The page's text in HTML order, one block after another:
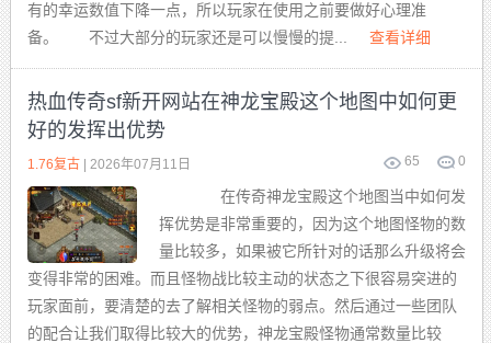
有的幸运数值下降一点，所以玩家在使用之前要做好心理准
备。 不过大部分的玩家还是可以慢慢的提...
查看详细
热血传奇sf新开网站在神龙宝殿这个地图中如何更
好的发挥出优势
65 0
1.76复古| 2026年07月11日
在传奇神龙宝殿这个地图当中如何发
挥优势是非常重要的，因为这个地图怪物的数
量比较多，如果被它所针对的话那么升级将会
变得非常的困难。而且怪物战比较主动的状态之下很容易突进的
玩家面前，要清楚的去了解相关怪物的弱点。然后通过一些团队
的配合让我们取得比较大的优势，神龙宝殿怪物通常数量比较